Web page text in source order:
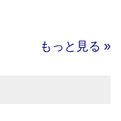
もっと見る »